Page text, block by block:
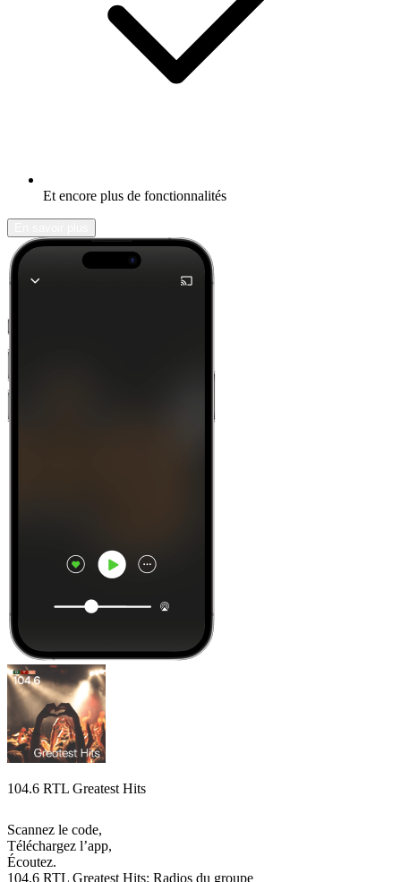
Et encore plus de fonctionnalités
104.6 RTL Greatest Hits
Scannez le code,
Téléchargez l’app,
Écoutez.
104.6 RTL Greatest Hits: Radios du groupe